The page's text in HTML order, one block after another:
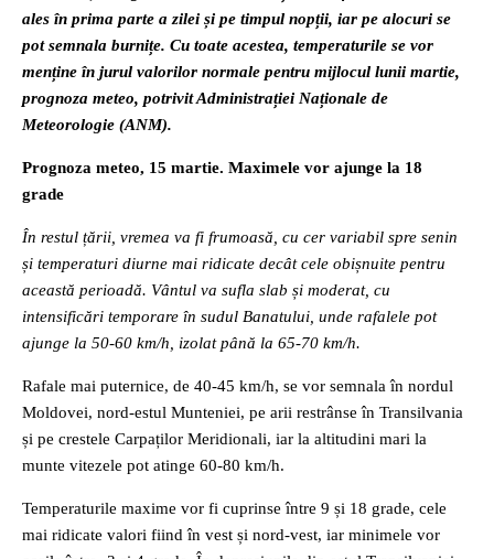
ales în prima parte a zilei și pe timpul nopții, iar pe alocuri se
pot semnala burnițe. Cu toate acestea, temperaturile se vor
menține în jurul valorilor normale pentru mijlocul lunii martie,
prognoza meteo, potrivit Administrației Naționale de
Meteorologie (ANM).
Prognoza meteo, 15 martie. Maximele vor ajunge la 18
grade
În restul țării, vremea va fi frumoasă, cu cer variabil spre senin
și temperaturi diurne mai ridicate decât cele obișnuite pentru
această perioadă. Vântul va sufla slab și moderat, cu
intensificări temporare în sudul Banatului, unde rafalele pot
ajunge la 50-60 km/h, izolat până la 65-70 km/h.
Rafale mai puternice, de 40-45 km/h, se vor semnala în nordul
Moldovei, nord-estul Munteniei, pe arii restrânse în Transilvania
și pe crestele Carpaților Meridionali, iar la altitudini mari la
munte vitezele pot atinge 60-80 km/h.
Temperaturile maxime vor fi cuprinse între 9 și 18 grade, cele
mai ridicate valori fiind în vest și nord-vest, iar minimele vor